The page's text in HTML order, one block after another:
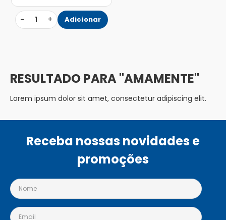
− 1 + Adicionar
AMAMENTE
Lorem ipsum dolor sit amet, consectetur adipiscing elit.
Receba nossas novidades e
promoções